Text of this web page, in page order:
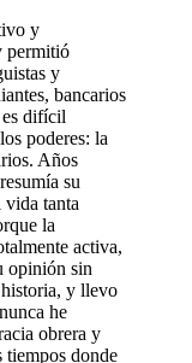
y
permitió
y
bancarios
difícil
poderes: la
Años
su
tanta
la
activa,
opinión sin
y llevo
he
obrera y
donde